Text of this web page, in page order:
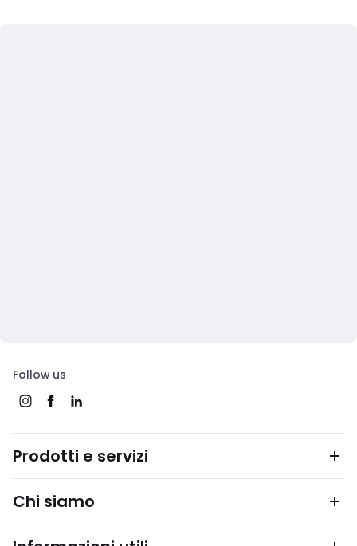
Follow us
Prodotti e servizi
Chi siamo